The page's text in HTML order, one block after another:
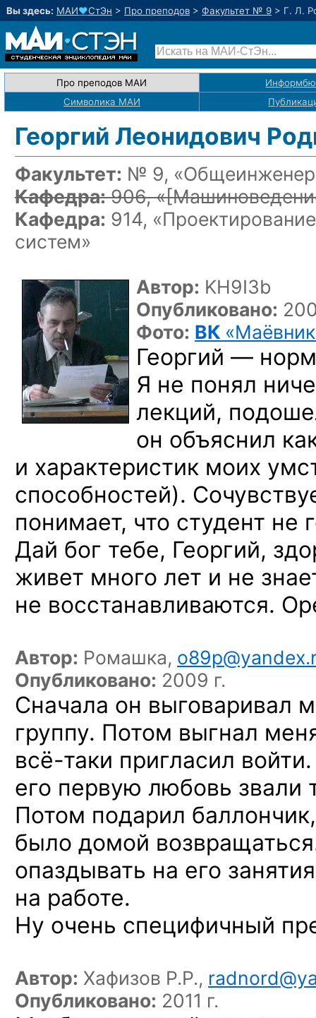
Вы здесь: МАИ♥СтЭн > Про преподов > Факультет № 9 > Г. Л.
Про преподов МАИ
Символика МАИ
Георгий Леонидович
Факультет: № 9,
Кафедра:906, «
Кафедра: 914,
систем»
Автор: KH9I3b
Опубликовано:
Фото: ВК
Георгий —
Я не понял
лекций,
он объяснил
и характеристик моих
способностей).
понимает, что студент не
Дай бог тебе, Георгий,
живет много лет и не
не восстанавливаются.
Автор: Ромашка,
Опубликовано: 2009 г.
Сначала он выговаривал
группу. Потом выгнал
всё-таки пригласил
его первую любовь звали
Потом подарил
было домой
опаздывать на его
на работе.
Ну очень специфичный
Автор: Хафизов Р.Р.,
Опубликовано: 2011 г.